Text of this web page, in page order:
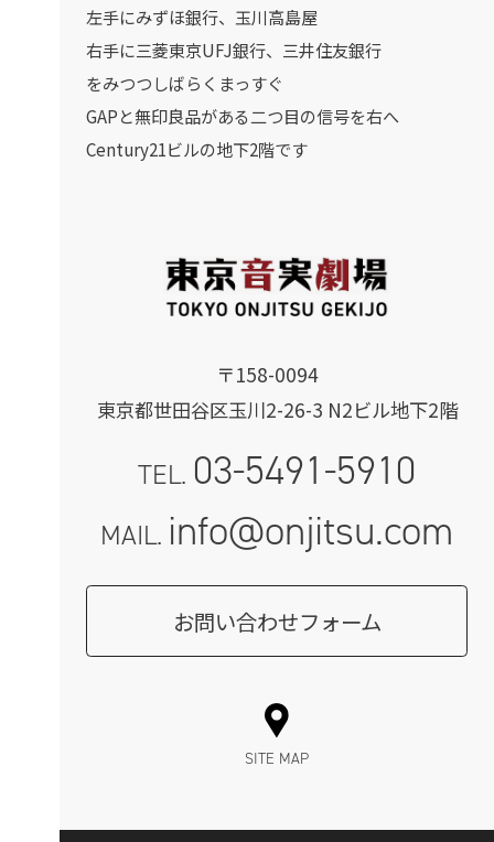
〒158-0094
東京都世田谷区玉川2-26-3 N2ビル地下2階
TEL. 03-5491-5910
MAIL. info@onjitsu.com
お問い合わせフォーム
左手にみずほ銀行、玉川高島屋
右手に三菱東京UFJ銀行、三井住友銀行
をみつつしばらくまっすぐ
GAPと無印良品がある二つ目の信号を右へ
Century21ビルの地下2階です
SITE MAP